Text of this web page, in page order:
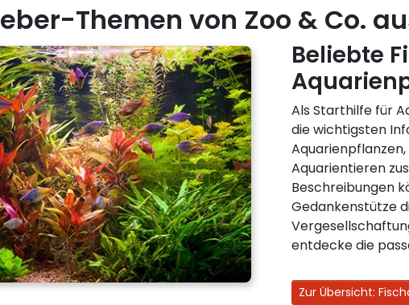
Themen von Zoo & Co.
Beliebte
Als Starthilfe für
die wichtigsten
Aquarientieren
Beschreibungen
Gedankenstütze
entdecke die
Zur Übersicht: